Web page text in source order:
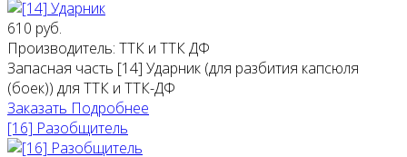
610 руб.
Производитель: ТТК и ТТК ДФ
Запасная часть [14] Ударник (для разбития капсюля
(боек)) для ТТК и ТТК-ДФ
Заказать Подробнее
[16] Разобщитель